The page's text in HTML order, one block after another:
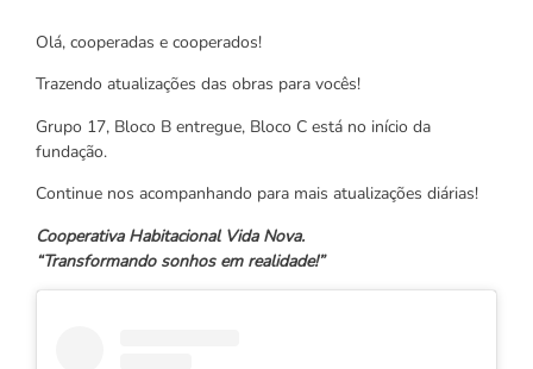
Olá, cooperadas e cooperados!
Trazendo atualizações das obras para vocês!
Grupo 17, Bloco B entregue, Bloco C está no início da
fundação.
Continue nos acompanhando para mais atualizações diárias!
Cooperativa Habitacional Vida Nova.
“Transformando sonhos em realidade!”